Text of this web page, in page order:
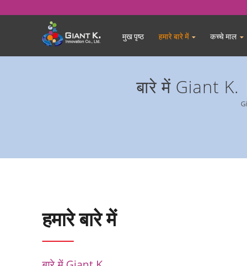
मुख पृष्ठ हमारे बारे में कच्चे माल
बारे में Giant K.
हमारे बारे में